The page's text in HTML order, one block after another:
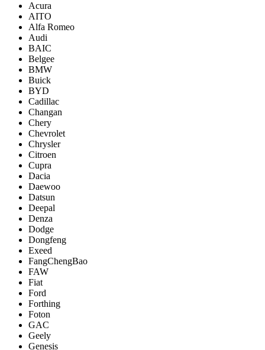
Acura
AITO
Alfa Romeo
Audi
BAIC
Belgee
BMW
Buick
BYD
Cadillac
Changan
Chery
Chevrolet
Chrysler
Citroen
Cupra
Dacia
Daewoo
Datsun
Deepal
Denza
Dodge
Dongfeng
Exeed
FangChengBao
FAW
Fiat
Ford
Forthing
Foton
GAC
Geely
Genesis